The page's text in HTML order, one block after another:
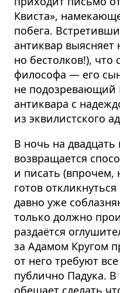
Квиста»,
побега.
антиквар
но бестолков!), что
философа — его
не подозревающий
антиквара с
из эквилистского
В ночь на двадцать
возвращается
и писать (впрочем,
готов
давно уже
только должно
раздаётся
за Адамом Кругом
от него требуют
публично Падука. В
обещает сделать